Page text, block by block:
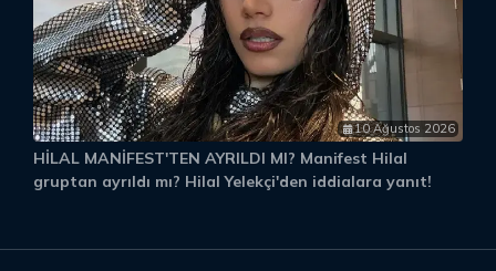
10 Ağustos 2026
HİLAL MANİFEST'TEN AYRILDI MI? Manifest Hilal
gruptan ayrıldı mı? Hilal Yelekçi'den iddialara yanıt!